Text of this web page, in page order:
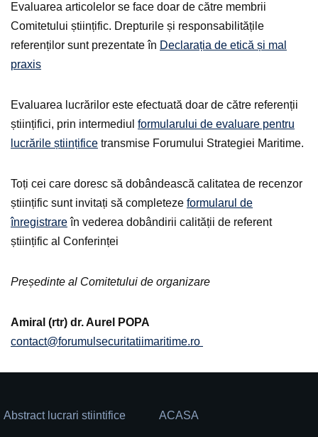
Evaluarea articolelor se face doar de către membrii
Comitetului științific. Drepturile și responsabilitățile
referenților sunt prezentate în Declarația de etică și mal
praxis
Evaluarea lucrărilor este efectuată doar de către referenții
științifici, prin intermediul formularului de evaluare pentru
lucrările științifice transmise Forumului Strategiei Maritime.
Toți cei care doresc să dobândească calitatea de recenzor
științific sunt invitați să completeze formularul de
înregistrareîn vederea dobândirii calității de referent
științific al Conferinței
Președinte al Comitetului de organizare
Amiral (rtr) dr. Aurel POPA
contact@forumulsecuritatiimaritime.ro
Abstract lucrari stiintifice ACASA